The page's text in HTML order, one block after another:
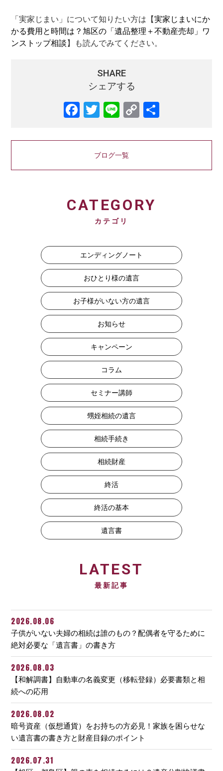
「実家じまい」について知りたい方は【実家じまいにか
かる費用と時間は？旭区の「遺品整理＋不動産売却」ワ
ンストップ相談 】も読んでみてください。
SHARE
シェアする
Facebook
Twitter
LineCopy
ブログ一覧
CATEGORY
カテゴリ
エンディングノート
おひとり様の遺言
お子様がいない方の遺言
お知らせ
キャンペーン
コラム
セミナー講師
甥姪相続の遺言
相続手続き
相続財産
終活
終活の基本
遺言書
LATEST
最新記事
2026.08.06
子供がいない夫婦の相続は誰のもの？配偶者を守るために
絶対必要な「遺言書」の書き方
2026.08.03
【和解調書】自動車の名義変更（移転登録）必要書類と相
続への応用
2026.08.02
暗号資産（仮想通貨）をお持ちの方必見！家族を困らせな
い遺言書の書き方と財産目録のポイント
2026.07.31